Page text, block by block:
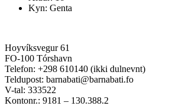
Kyn: Genta
Hoyvíksvegur 61
FO-100 Tórshavn
Telefon: +298 610140 (ikki dulnevnt)
Teldupost: barnabati@barnabati.fo
V-tal: 333522
Kontonr.: 9181 – 130.388.2